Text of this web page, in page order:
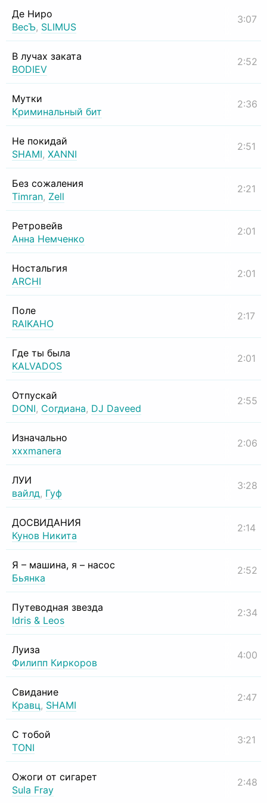
Де Ниро
ВесЪ, SLIMUS
3:07
В лучах заката
BODIEV
2:52
Мутки
Криминальный бит
2:36
Не покидай
SHAMI, XANNI
2:51
Без сожаления
Timran, Zell
2:21
Ретровейв
Анна Немченко
2:01
Ностальгия
ARCHI
2:01
Поле
RAIKAHO
2:17
Где ты была
KALVADOS
2:01
Отпускай
DONI, Согдиана, DJ Daveed
2:55
Изначально
xxxmanera
2:06
ЛУИ
вайлд, Гуф
3:28
ДОСВИДАНИЯ
Кунов Никита
2:14
Я – машина, я – насос
Бьянка
2:52
Путеводная звезда
Idris & Leos
2:34
Луиза
Филипп Киркоров
4:00
Свидание
Кравц, SHAMI
2:47
С тобой
TONI
3:21
Ожоги от сигарет
Sula Fray
2:48